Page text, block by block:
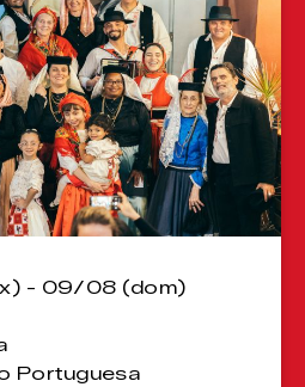
- 09/08 (dom)
Portuguesa